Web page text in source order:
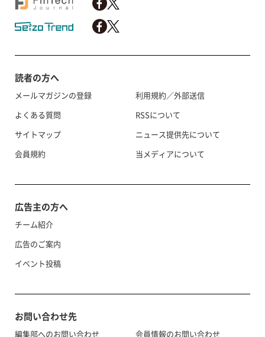
読者の方へ
メールマガジンの登録
よくある質問
サイトマップ
会員規約
利用規約／外部送信
RSSについて
ニュース提供先について
当メディアについて
広告主の方へ
チーム紹介
広告のご案内
イベント投稿
お問い合わせ先
編集部へのお問い合わせ 会員情報のお問い合わせ